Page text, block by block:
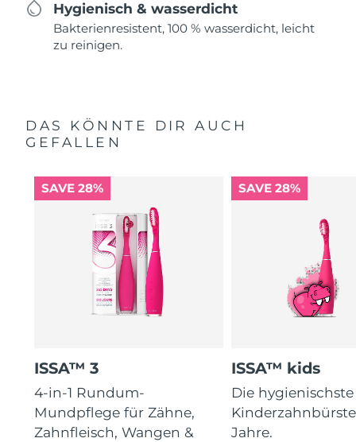
Hygienisch & wasserdicht
Bakterienresistent, 100 % wasserdicht, leicht
zu reinigen.
DAS KÖNNTE DIR AUCH
GEFALLEN
SAVE 28%
ISSA™ 3
4-in-1 Rundum-
Mundpflege für Zähne,
Zahnfleisch, Wangen &
SAVE 28%
ISSA™ kids
Die hygienischste
Jahre.